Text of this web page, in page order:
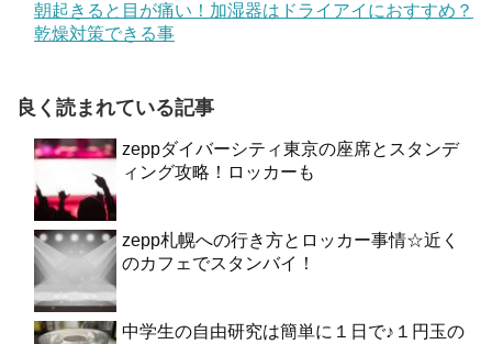
朝起きると目が痛い！加湿器はドライアイにおすすめ？
乾燥対策できる事
良く読まれている記事
zeppダイバーシティ東京の座席とスタンデ
ィング攻略！ロッカーも
zepp札幌への行き方とロッカー事情☆近く
のカフェでスタンバイ！
中学生の自由研究は簡単に１日で♪１円玉の